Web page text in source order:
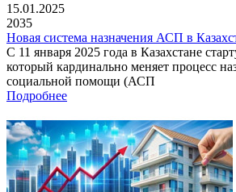
15.01.2025
2035
Новая система назначения АСП в
С 11 января 2025 года в Казахстане
который кардинально меняет процесс
социальной помощи (АСП
Подробнее